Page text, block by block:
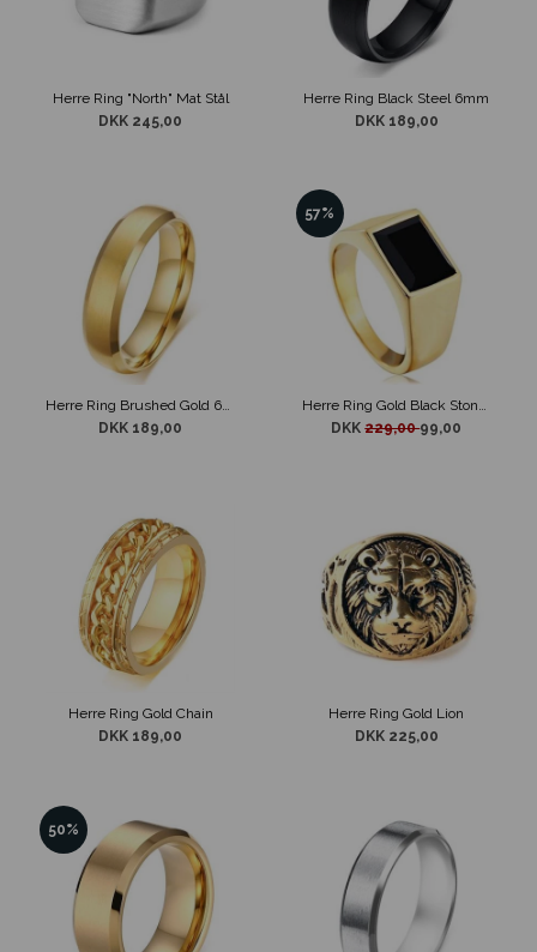
Herre Ring "North" Mat Stål
DKK 245,00
Herre Ring Black Steel 6mm
DKK 189,00
Herre Ring Brushed Gold 6mm
DKK 189,00
57%
Herre Ring Gold Black Stone Classic
DKK229,0099,00
Herre Ring Gold Chain
DKK 189,00
Herre Ring Gold Lion
DKK 225,00
50%